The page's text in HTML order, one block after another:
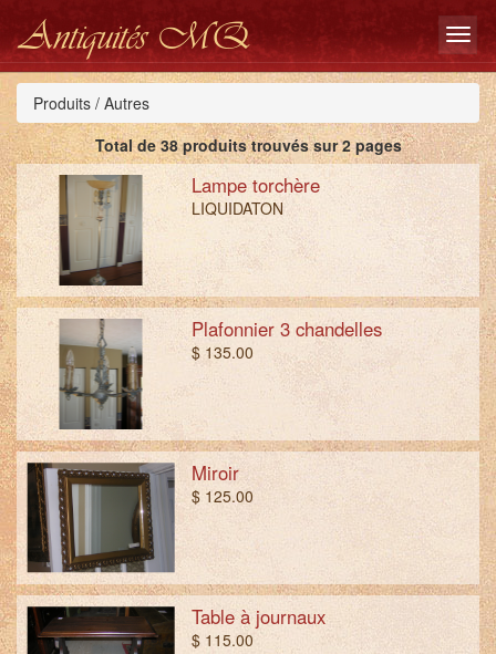
Antiquités MQ
Produits / Autres
Total de 38 produits trouvés sur 2 pages
Lampe torchère
LIQUIDATON
Plafonnier 3 chandelles
$ 135.00
Miroir
$ 125.00
Table à journaux
$ 115.00